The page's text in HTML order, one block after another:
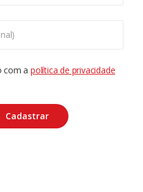
com apolítica de privacidade
Cadastrar